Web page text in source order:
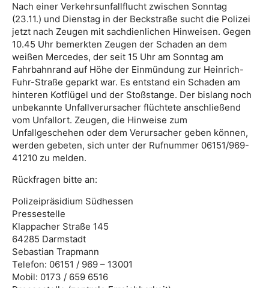
Nach einer Verkehrsunfallflucht zwischen Sonntag
(23.11.) und Dienstag in der Beckstraße sucht die Polizei
jetzt nach Zeugen mit sachdienlichen Hinweisen. Gegen
10.45 Uhr bemerkten Zeugen der Schaden an dem
weißen Mercedes, der seit 15 Uhr am Sonntag am
Fahrbahnrand auf Höhe der Einmündung zur Heinrich-
Fuhr-Straße geparkt war. Es entstand ein Schaden am
hinteren Kotflügel und der Stoßstange. Der bislang noch
unbekannte Unfallverursacher flüchtete anschließend
vom Unfallort. Zeugen, die Hinweise zum
Unfallgeschehen oder dem Verursacher geben können,
werden gebeten, sich unter der Rufnummer 06151/969-
41210 zu melden.
Rückfragen bitte an:
Polizeipräsidium Südhessen
Pressestelle
Klappacher Straße 145
64285 Darmstadt
Sebastian Trapmann
Telefon: 06151 / 969 – 13001
Mobil: 0173 / 659 6516